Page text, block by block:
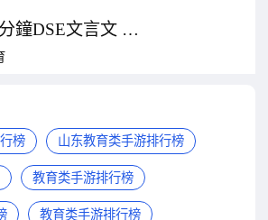
鐘DSE文言文 :
好用的DSE中文
榜 山东教育类手游排行榜
教育类手游排行榜
教育类手游排行榜